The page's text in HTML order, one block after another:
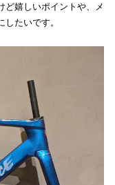
ど嬉しいポイントや、メ
たいです。